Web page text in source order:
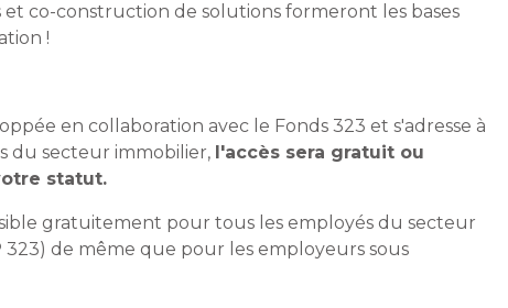
et co-construction de solutions formeront les bases
!
en collaboration avec le Fonds 323 et s'adresse à
du secteur immobilier, l'accès sera gratuit ou
statut.
gratuitement pour tous les employés du secteur
323) de même que pour les employeurs sous